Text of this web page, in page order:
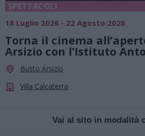
SPETTACOLI
18 Luglio 2026 - 22 Agosto 2026
Torna il cinema
Arsizio con l’Istituto
Busto Arsizio
Villa Calcaterra
Vai al sito in modalità